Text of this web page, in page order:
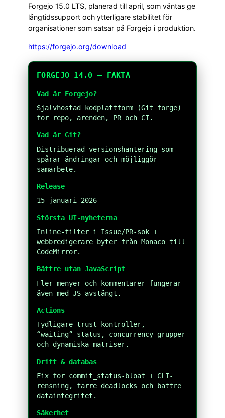
Forgejo 15.0 LTS, planerad till april, som väntas ge
långtidssupport och ytterligare stabilitet för
organisationer som satsar på Forgejo i produktion.
https://forgejo.org/download
FORGEJO 14.0 – FAKTA
Vad är Forgejo?
Självhostad kodplattform (Git forge)
för repo, ärenden, PR och CI.
Vad är Git?
Distribuerad versionshantering som
spårar ändringar och möjliggör
samarbete.
Release
15 januari 2026
Största UI-nyheterna
Inline-filter i Issue/PR-sök +
webbredigerare byter från Monaco till
CodeMirror.
Bättre utan JavaScript
Fler menyer och kommentarer fungerar
även med JS avstängt.
Actions
Tydligare trust-kontroller,
“waiting”-status, concurrency-grupper
och dynamiska matriser.
Drift & databas
Fix för commit_status-bloat + CLI-
rensning, färre deadlocks och bättre
dataintegritet.
Säkerhet